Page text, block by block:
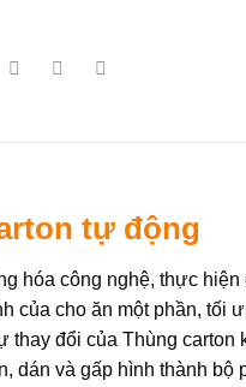
tự động
hóa công nghệ, thực hiện
của cho ăn một phần, tối
thay đổi của Thùng carton
dán và gấp hình thành bộ